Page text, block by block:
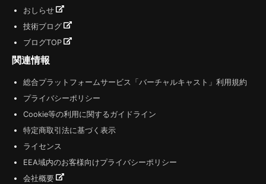
おしらせ
技術ブログ
ブログTOP
関連情報
総合プラットフォームサービス「バーチャルキャスト」利用規約
プライバシーポリシー
Cookie等の利用に関するガイドライン
特定商取引法に基づく表示
ライセンス
EEA域内のお客様向けプライバシーポリシー
会社概要